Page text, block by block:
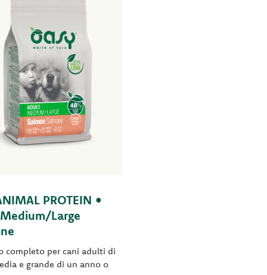
PROTEIN •
Large
completo per cani adulti di
e grande di un anno o